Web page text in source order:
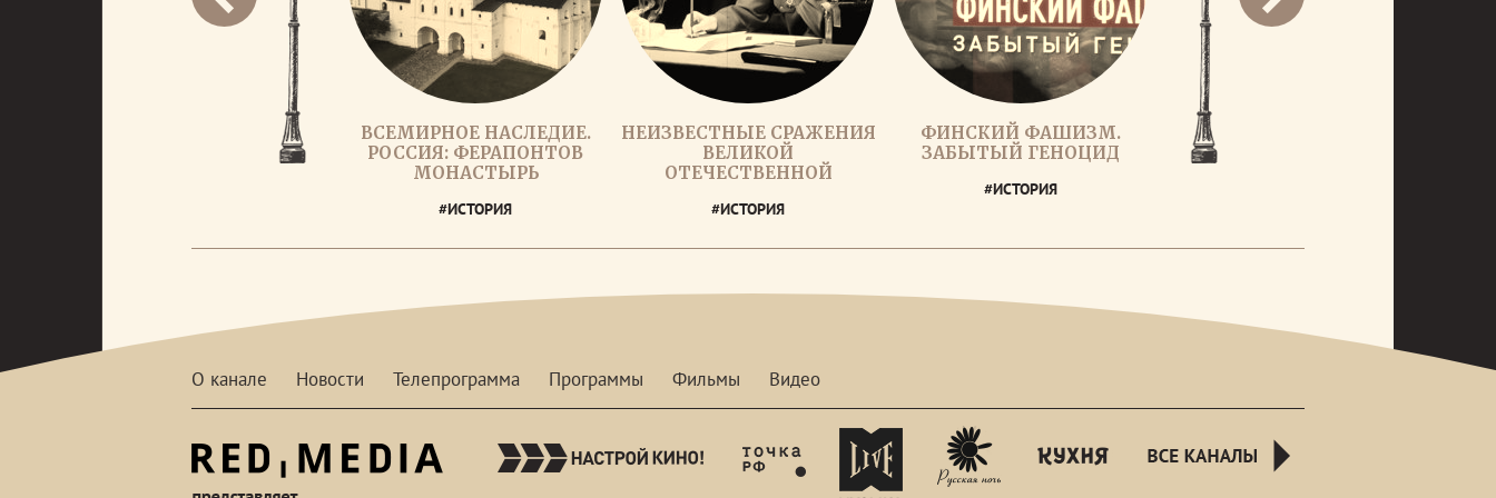
ВСЕМИРНОЕ НАСЛЕДИЕ.
РОССИЯ: ФЕРАПОНТОВ
МОНАСТЫРЬ
#ИСТОРИЯ
НЕИЗВЕСТНЫЕ СРАЖЕНИЯ
ВЕЛИКОЙ
ОТЕЧЕСТВЕННОЙ
#ИСТОРИЯ
ФИНСКИЙ ФАШИЗМ.
ЗАБЫТЫЙ ГЕНОЦИД
#ИСТОРИЯ
О канале Новости Телепрограмма Программы Фильмы Видео
nastroykino mymusictv rusnight kuhnyatv